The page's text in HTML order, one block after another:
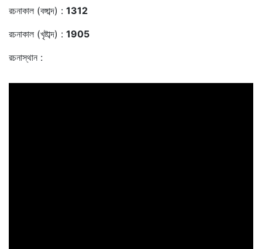
রচনাকাল (বঙ্গাব্দ) : 1312
রচনাকাল (খৃষ্টাব্দ) : 1905
রচনাস্থান :